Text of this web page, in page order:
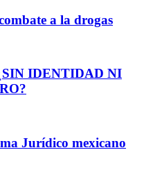
a la drogas
IDENTIDAD NI
Jurídico mexicano